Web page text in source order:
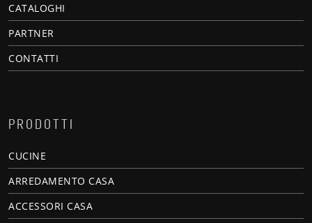
CATALOGHI
PARTNER
CONTATTI
PRODOTTI
CUCINE
ARREDAMENTO CASA
ACCESSORI CASA